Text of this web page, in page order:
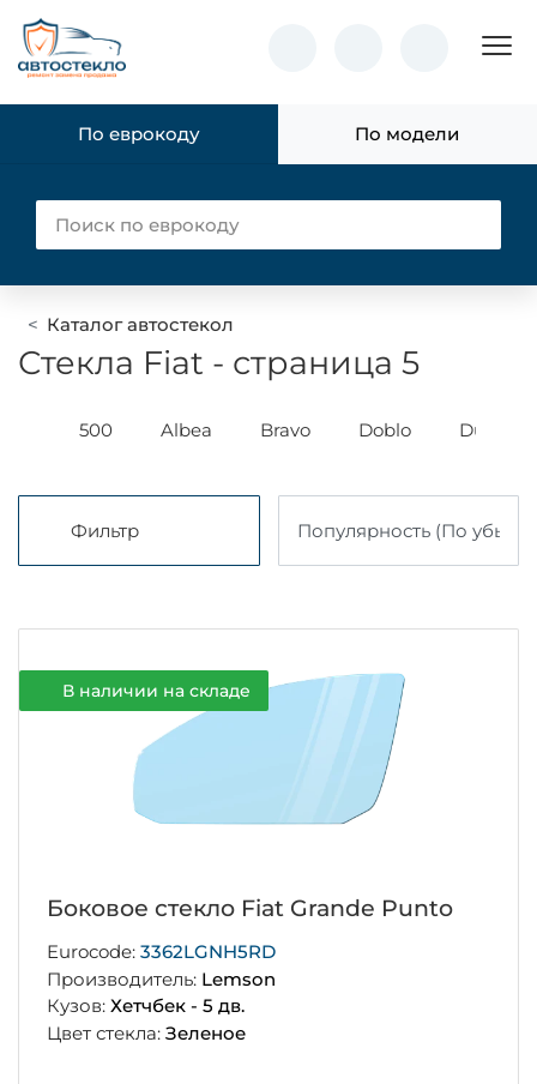
По еврокоду По модели
Каталог автостекол
Стекла Fiat - страница 5
500 Albea Bravo Doblo Ducato
Фильтр
В наличии на складе
Боковое стекло Fiat Grande Punto
Eurocode: 3362LGNH5RD
Производитель: Lemson
Кузов: Хетчбек - 5 дв.
Цвет стекла: Зеленое